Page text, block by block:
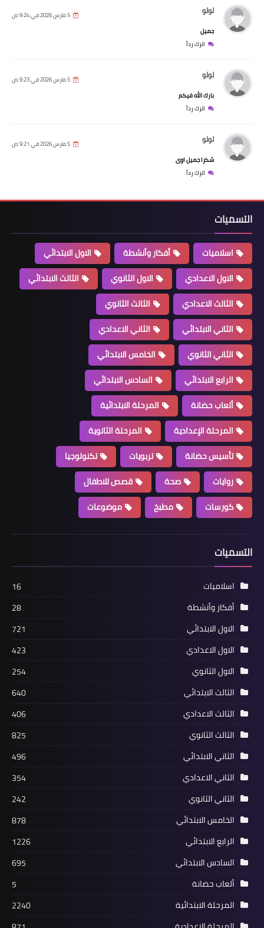
لولو 5 مارس 2026 في 9:24 ص
جميل
اترك رداً
لولو 5 مارس 2026 في 9:23 ص
بارك الله فيكم
اترك رداً
لولو 5 مارس 2026 في 9:21 ص
شكرا جميل اوى
اترك رداً
التسميات
اسلاميات أفكار وأنشطة
الاول الابتدائي
الاول الاعدادي
الاول الثانوي
الثالث الابتدائي
الثالث الاعدادي
الثالث الثانوي
الثاني الابتدائي
الثاني الاعدادي
الثاني الثانوي
الخامس الابتدائي
الرابع الابتدائي
السادس الابتدائي
ألعاب حضانة
المرحلة الابتدائية
المرحلة الإعدادية
المرحلة الثانوية
تأسيس حضانة
تربويات
تكنولوجيا
روايات
صحة
قصص للاطفال
كورسات
مطبخ موضوعات
التسميات
اسلاميات
16
أفكار وأنشطة
28
الاول الابتدائي
721
الاول الاعدادي
423
الاول الثانوي
254
الثالث الابتدائي
640
الثالث الاعدادي
406
الثالث الثانوي
825
الثاني الابتدائي
496
الثاني الاعدادي
354
الثاني الثانوي
242
الخامس الابتدائي
878
الرابع الابتدائي
1226
السادس الابتدائي
695
ألعاب حضانة
5
المرحلة الابتدائية
2240